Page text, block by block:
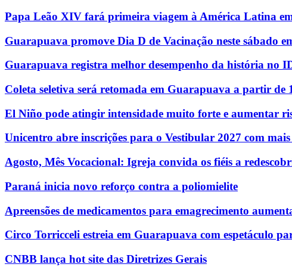
Papa Leão XIV fará primeira viagem à América Latina
Guarapuava promove Dia D de Vacinação neste sábado
Guarapuava registra melhor desempenho da história no
Coleta seletiva será retomada em Guarapuava a partir de
El Niño pode atingir intensidade muito forte e aumentar
Unicentro abre inscrições para o Vestibular 2027 com
Agosto, Mês Vocacional: Igreja convida os fiéis a
Paraná inicia novo reforço contra a poliomielite
Apreensões de medicamentos para emagrecimento
Circo Torricceli estreia em Guarapuava com espetáculo
CNBB lança hot site das Diretrizes Gerais